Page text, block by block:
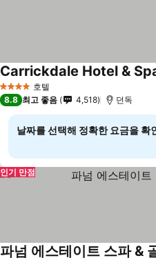
4 성급 호텔
Carrickdale Hotel &
8.8 최고 좋음 4,518 던독
날짜를 선택해 정확한 요금을 확
인기 만점
파넘 에스테이트 스파 &